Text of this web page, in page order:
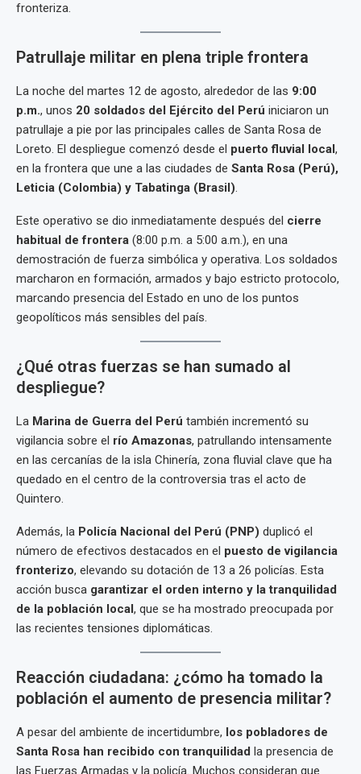
fronteriza.
Patrullaje militar en plena triple frontera
La noche del martes 12 de agosto, alrededor de las 9:00
p.m., unos 20 soldados del Ejército del Perú iniciaron un
patrullaje a pie por las principales calles de Santa Rosa de
Loreto. El despliegue comenzó desde el puerto fluvial local,
en la frontera que une a las ciudades de Santa Rosa (Perú),
Leticia (Colombia) y Tabatinga (Brasil).
Este operativo se dio inmediatamente después del cierre
habitual de frontera (8:00 p.m. a 5:00 a.m.), en una
demostración de fuerza simbólica y operativa. Los soldados
marcharon en formación, armados y bajo estricto protocolo,
marcando presencia del Estado en uno de los puntos
geopolíticos más sensibles del país.
¿Qué otras fuerzas se han sumado al
despliegue?
La Marina de Guerra del Perú también incrementó su
vigilancia sobre el río Amazonas, patrullando intensamente
en las cercanías de la isla Chinería, zona fluvial clave que ha
quedado en el centro de la controversia tras el acto de
Quintero.
Además, la Policía Nacional del Perú (PNP) duplicó el
número de efectivos destacados en el puesto de vigilancia
fronterizo, elevando su dotación de 13 a 26 policías. Esta
acción busca garantizar el orden interno y la tranquilidad
de la población local, que se ha mostrado preocupada por
las recientes tensiones diplomáticas.
Reacción ciudadana: ¿cómo ha tomado la
población el aumento de presencia militar?
A pesar del ambiente de incertidumbre, los pobladores de
Santa Rosa han recibido con tranquilidad la presencia de
las Fuerzas Armadas y la policía. Muchos consideran que